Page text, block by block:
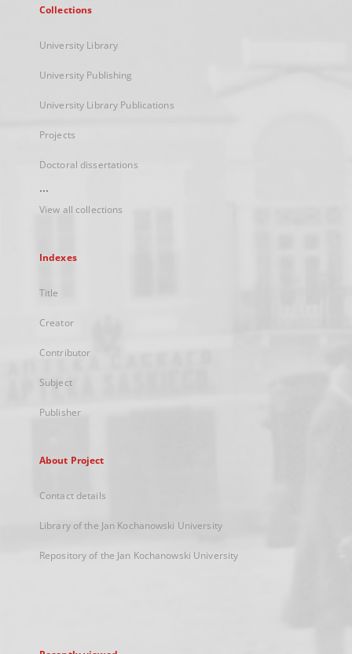
Collections
University Library
University Publishing
University Library Publications
Projects
Doctoral dissertations
...
View all collections
Indexes
Title
Creator
Contributor
Subject
Publisher
About Project
Contact details
Library of the Jan Kochanowski University
Repository of the Jan Kochanowski University